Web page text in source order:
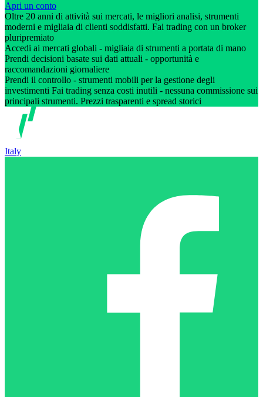
Apri un conto
Oltre 20 anni di attività sui mercati, le migliori analisi, strumenti
moderni e migliaia di clienti soddisfatti. Fai trading con un broker
pluripremiato
Accedi ai mercati globali - migliaia di strumenti a portata di mano
Prendi decisioni basate sui dati attuali - opportunità e
raccomandazioni giornaliere
Prendi il controllo - strumenti mobili per la gestione degli
investimenti Fai trading senza costi inutili - nessuna commissione sui
principali strumenti. Prezzi trasparenti e spread storici
Italy